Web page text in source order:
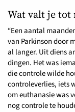
Wat valt je tot
“Een aantal
van Parkinson door
al langer. Uit diens
dingen. Het was
die controle wilde
controleverlies, iets
om euthanasie was
nog controle te